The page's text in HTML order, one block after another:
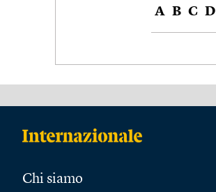
A B C D
Chi siamo